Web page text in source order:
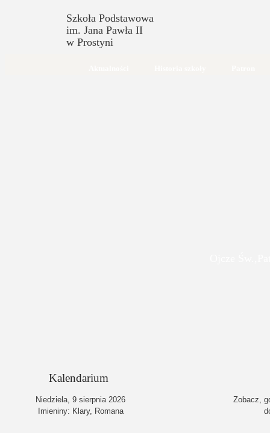
Szkoła Podstawowa
im. Jana Pawła II
w Prostyni
Kalendarium
Niedziela,9sierpnia2026
Imieniny: Klary, Romana
Zobacz,